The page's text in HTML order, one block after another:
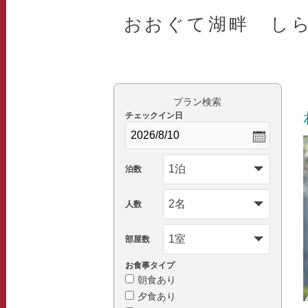
おおぐて湖畔 し
プラン検索
チェックイン日
泊数
人数
部屋数
お食事タイプ
朝食あり
夕食あり